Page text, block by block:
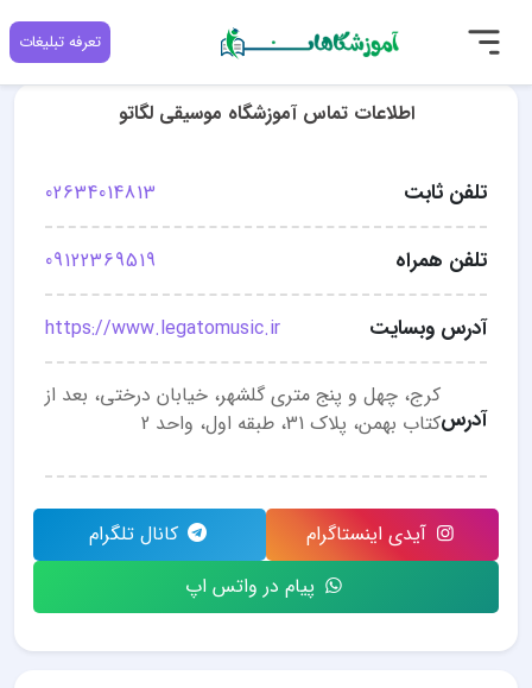
تعرفه تبلیغات
اطلاعات تماس آموزشگاه موسیقی لگاتو
تلفن ثابت 02634014813
تلفن همراه 09122369519
آدرس وبسایت https://www.legatomusic.ir
آدرس
كرج، چهل و پنج متری گلشهر، خیابان درختی، بعد از
کتاب بهمن، پلاک 31، طبقه اول، واحد 2
آیدی اینستاگرام
کانال تلگرام
پیام در واتس اپ